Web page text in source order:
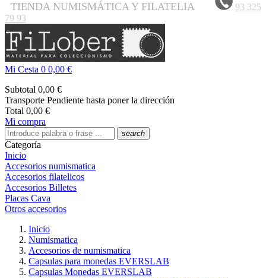
TIENDA NUMISMÁTICA Y FILATELIA
93 325
79 93
Mi Cesta 0 0,00 €
Subtotal 0,00 €
Transporte Pendiente hasta poner la dirección
Total 0,00 €
Mi compra
search
Categoría
Inicio
Accesorios numismatica
Accesorios filatelicos
Accesorios Billetes
Placas Cava
Otros accesorios
Inicio
Numismatica
Accesorios de numismatica
Capsulas para monedas EVERSLAB
Capsulas Monedas EVERSLAB